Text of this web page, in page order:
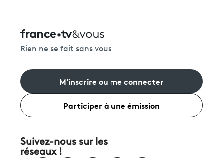
Rien ne se fait sans vous
M'inscrire ou me connecter
Participer à une émission
Suivez-nous sur les
réseaux !